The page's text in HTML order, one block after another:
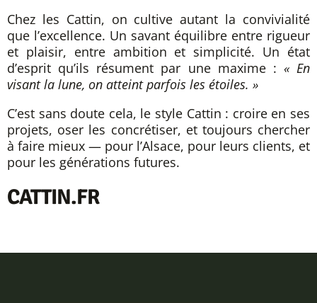
Chez les Cattin, on cultive autant la convivialité
que l’excellence. Un savant équilibre entre rigueur
et plaisir, entre ambition et simplicité. Un état
d’esprit qu’ils résument par une maxime : « En
visant la lune, on atteint parfois les étoiles. »
C’est sans doute cela, le style Cattin : croire en ses
projets, oser les concrétiser, et toujours chercher
à faire mieux — pour l’Alsace, pour leurs clients, et
pour les générations futures.
CATTIN.FR